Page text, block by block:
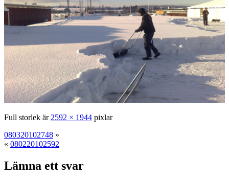
Full storlek är 2592 × 1944 pixlar
080320102748 »
« 080220102592
Lämna ett svar